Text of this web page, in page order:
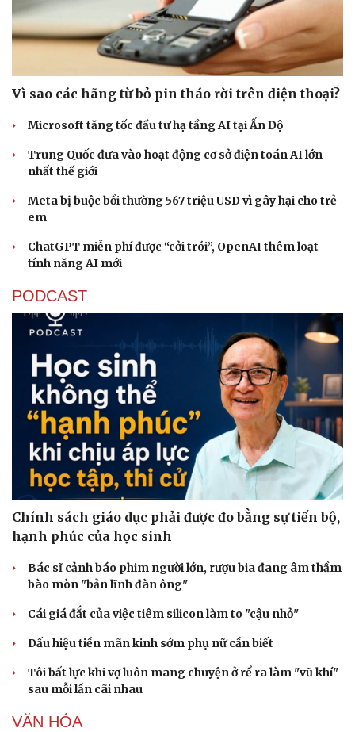
Vì sao các hãng từ bỏ pin tháo rời trên điện thoại?
Microsoft tăng tốc đầu tư hạ tầng AI tại Ấn Độ
Trung Quốc đưa vào hoạt động cơ sở điện toán AI lớn
nhất thế giới
Meta bị buộc bồi thường 567 triệu USD vì gây hại cho trẻ
em
ChatGPT miễn phí được “cởi trói”, OpenAI thêm loạt
tính năng AI mới
PODCAST
Chính sách giáo dục phải được đo bằng sự tiến bộ,
hạnh phúc của học sinh
Bác sĩ cảnh báo phim người lớn, rượu bia đang âm thầm
bào mòn "bản lĩnh đàn ông"
Cái giá đắt của việc tiêm silicon làm to "cậu nhỏ"
Dấu hiệu tiền mãn kinh sớm phụ nữ cần biết
Tôi bất lực khi vợ luôn mang chuyện ở rể ra làm "vũ khí"
sau mỗi lần cãi nhau
VĂN HÓA